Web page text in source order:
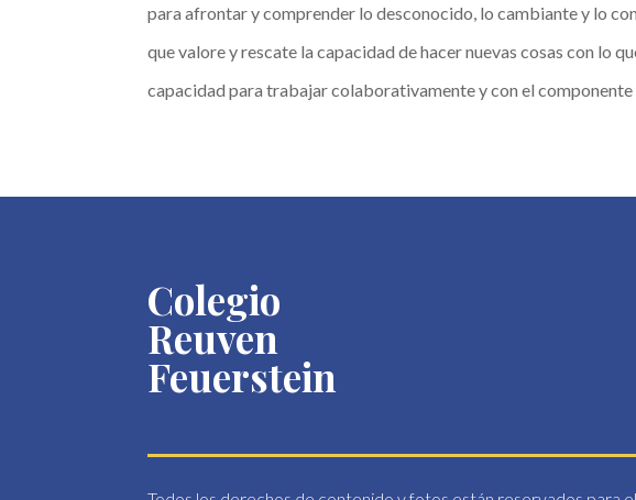
para afrontar y comprender lo desconocido, lo cambiante y lo
que valore y rescate la capacidad de hacer nuevas cosas con lo
capacidad para trabajar colaborativamente y con el
Colegio
Reuven
Feuerstein